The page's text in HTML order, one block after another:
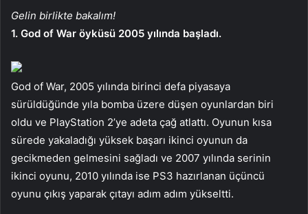
Gelin birlikte bakalım!
1. God of War öyküsü 2005 yılında başladı.
God of War, 2005 yılında birinci defa piyasaya
sürüldüğünde yıla bomba üzere düşen oyunlardan biri
oldu ve PlayStation 2’ye adeta çağ atlattı. Oyunun kısa
sürede yakaladığı yüksek başarı ikinci oyunun da
gecikmeden gelmesini sağladı ve 2007 yılında serinin
ikinci oyunu, 2010 yılında ise PS3 hazırlanan üçüncü
oyunu çıkış yaparak çıtayı adım adım yükseltti.